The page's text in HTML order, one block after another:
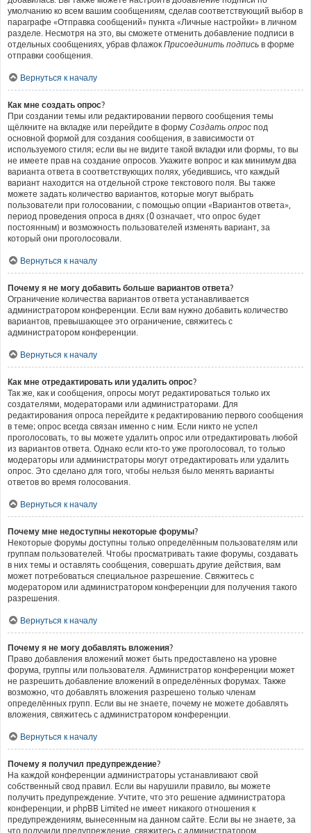
умолчанию ко всем вашим сообщениям, сделав соответствующий выбор в
параграфе «Отправка сообщений» пункта «Личные настройки» в личном
разделе. Несмотря на это, вы сможете отменить добавление подписи в
отдельных сообщениях, убрав флажок Присоединить подпись в форме
отправки сообщения.
Вернуться к началу
Как мне создать опрос?
При создании темы или редактировании первого сообщения темы
щёлкните на вкладке или перейдите в форму Создать опрос под
основной формой для создания сообщения, в зависимости от
используемого стиля; если вы не видите такой вкладки или формы, то вы
не имеете прав на создание опросов. Укажите вопрос и как минимум два
варианта ответа в соответствующих полях, убедившись, что каждый
вариант находится на отдельной строке текстового поля. Вы также
можете задать количество вариантов, которые могут выбрать
пользователи при голосовании, с помощью опции «Вариантов ответа»,
период проведения опроса в днях (0 означает, что опрос будет
постоянным) и возможность пользователей изменять вариант, за
который они проголосовали.
Вернуться к началу
Почему я не могу добавить больше вариантов ответа?
Ограничение количества вариантов ответа устанавливается
администратором конференции. Если вам нужно добавить количество
вариантов, превышающее это ограничение, свяжитесь с
администратором конференции.
Вернуться к началу
Как мне отредактировать или удалить опрос?
Так же, как и сообщения, опросы могут редактироваться только их
создателями, модераторами или администраторами. Для
редактирования опроса перейдите к редактированию первого сообщения
в теме; опрос всегда связан именно с ним. Если никто не успел
проголосовать, то вы можете удалить опрос или отредактировать любой
из вариантов ответа. Однако если кто-то уже проголосовал, то только
модераторы или администраторы могут отредактировать или удалить
опрос. Это сделано для того, чтобы нельзя было менять варианты
ответов во время голосования.
Вернуться к началу
Почему мне недоступны некоторые форумы?
Некоторые форумы доступны только определённым пользователям или
группам пользователей. Чтобы просматривать такие форумы, создавать
в них темы и оставлять сообщения, совершать другие действия, вам
может потребоваться специальное разрешение. Свяжитесь с
модератором или администратором конференции для получения такого
разрешения.
Вернуться к началу
Почему я не могу добавлять вложения?
Право добавления вложений может быть предоставлено на уровне
форума, группы или пользователя. Администратор конференции может
не разрешить добавление вложений в определённых форумах. Также
возможно, что добавлять вложения разрешено только членам
определённых групп. Если вы не знаете, почему не можете добавлять
вложения, свяжитесь с администратором конференции.
Вернуться к началу
Почему я получил предупреждение?
На каждой конференции администраторы устанавливают свой
собственный свод правил. Если вы нарушили правило, вы можете
получить предупреждение. Учтите, что это решение администратора
конференции, и phpBB Limited не имеет никакого отношения к
предупреждениям, вынесенным на данном сайте. Если вы не знаете, за
что получили предупреждение, свяжитесь с администратором